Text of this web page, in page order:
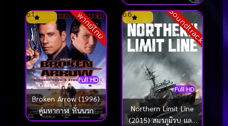
นรก 4 ยกทีมซิ่ง แรง
ทะลุไมล์
พากย์ไทย
Full HD
6.1
Broken Arrow (1996)
คู่มหากาฬ หั่นนรก
Soundtrack
Full HD
6.6
Northern Limit Line
(2015) สมรภูมิรบ และ